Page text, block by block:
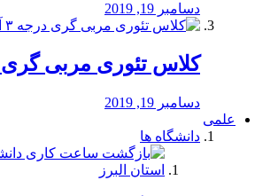
دسامبر 19, 2019
کلاس تئوری مربی گری
دسامبر 19, 2019
علمی
دانشگاه ها